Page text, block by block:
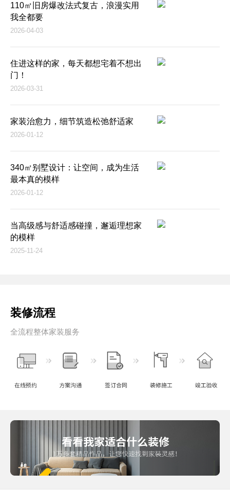
110㎡旧房爆改法式复古，浪漫实用
我全都要
2026-04-03
住进这样的家，每天都想宅着不想出
门！
2026-03-31
家装治愈力，细节筑造松弛舒适家
2026-01-12
340㎡别墅设计：让空间，成为生活
最本真的模样
2026-01-12
当高级感与舒适感碰撞，邂逅理想家
的模样
2025-11-24
装修流程
全流程整体家装服务